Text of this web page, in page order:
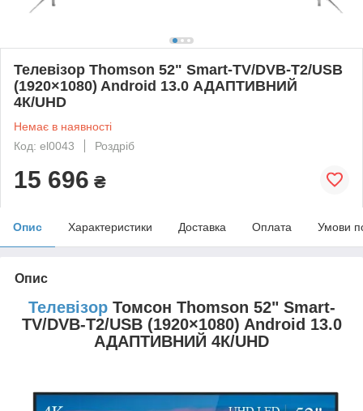
Телевізор Thomson 52" Smart-TV/DVB-T2/USB
(1920×1080) Android 13.0 АДАПТИВНИЙ
4К/UHD
Немає в наявності
Код: el0043
Роздріб
15 696 ₴
Опис Характеристики Доставка Оплата Умови
Опис
ТелевізорТомсон Thomson 52" Smart-
TV/DVB-T2/USB (1920×1080) Android 13.0
АДАПТИВНИЙ 4К/UHD